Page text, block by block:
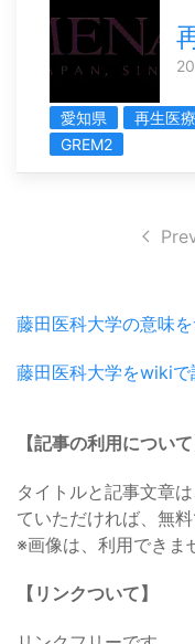
愛知県 再生医療
GREM2
藤田医科大学の意味
藤田医科大学をwikiで
【記事の利用について
タイトルと記事文章
ていただければ、無料
※画像は、利用できま
【リンクついて】